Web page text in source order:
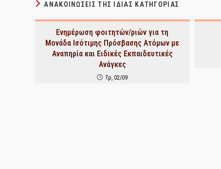
ΑΝΑΚΟΙΝΏΣΕΙΣ ΤΗΣ ΊΔΙΑΣ ΚΑΤΗΓΟΡΊΑΣ
Ενημέρωση φοιτητών/ριών για τη
Μονάδα Ισότιμης Πρόσβασης Ατόμων με
Αναπηρία και Ειδικές Εκπαιδευτικές
Ανάγκες
Τρ, 02/09